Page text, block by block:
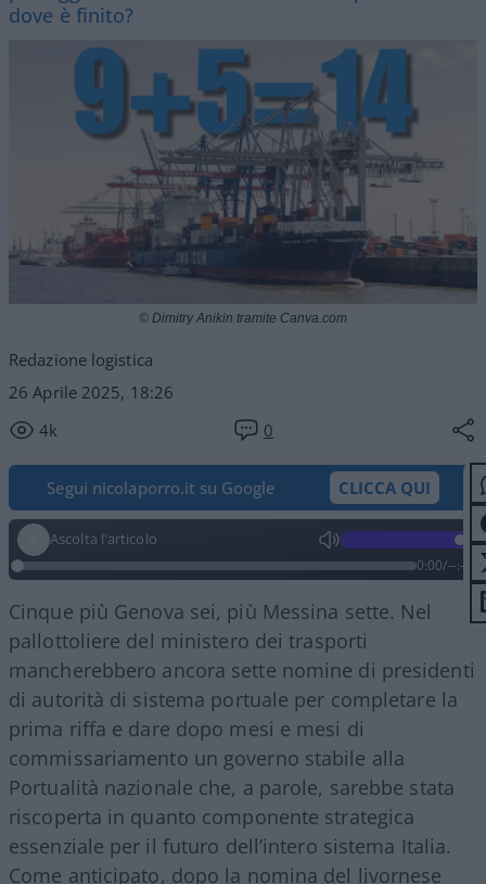
dove è finito?
Redazione logistica
26 Aprile 2025, 18:26
4k
0
© Dimitry Anikin tramite Canva.com
Segui nicolaporro.it su Google CLICCA QUI
Ascolta l'articolo
0:00/--:--
Cinque più Genova sei, più Messina sette. Nel
pallottoliere del ministero dei trasporti
mancherebbero ancora sette nomine di presidenti
di autorità di sistema portuale per completare la
prima riffa e dare dopo mesi e mesi di
commissariamento un governo stabile alla
Portualità nazionale che, a parole, sarebbe stata
riscoperta in quanto componente strategica
essenziale per il futuro dell’intero sistema Italia.
Come anticipato, dopo la nomina del livornese